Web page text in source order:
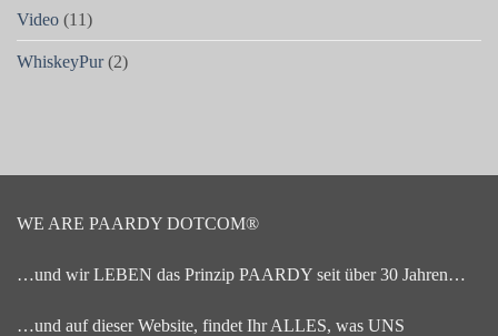
Video (11)
WhiskeyPur(2)
WE ARE PAARDY DOTCOM®
…und wir LEBEN das Prinzip PAARDY seit über 30 Jahren…
…und auf dieser Website, findet Ihr ALLES, was UNS